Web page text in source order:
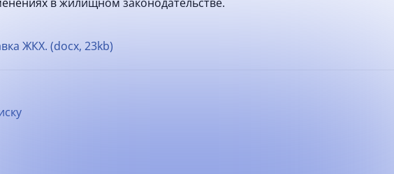
ЖКХ. (docx, 23kb)